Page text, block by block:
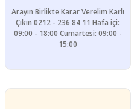
Arayın Birlikte Karar Verelim Karlı
Çıkın 0212 - 236 84 11 Hafa içi:
09:00 - 18:00 Cumartesi: 09:00 -
15:00